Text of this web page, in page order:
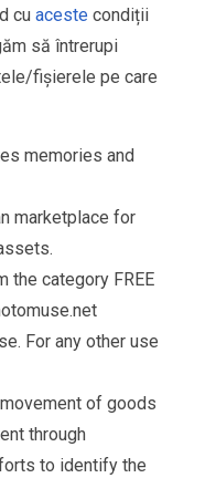
cu aceste condiții
să întrerupi
fișierele pe care
memories and
marketplace for
category FREE
For any other use
of goods
through
to identify the